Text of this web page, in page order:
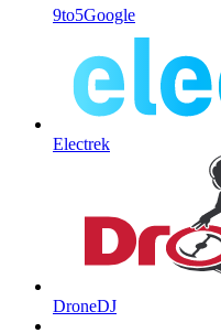
9to5Google
Electrek
DroneDJ